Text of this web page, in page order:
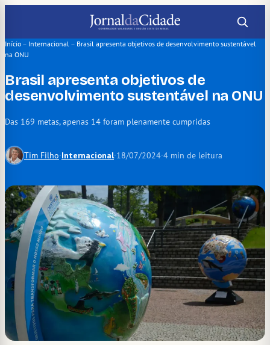
o
conteúdo
Início – Internacional – Brasil apresenta objetivos de desenvolvimento sustentável
na ONU
Brasil apresenta objetivos de
desenvolvimento sustentável na ONU
Das 169 metas, apenas 14 foram plenamente cumpridas
Tim Filho·Internacional·18/07/2024·4 min de leitura